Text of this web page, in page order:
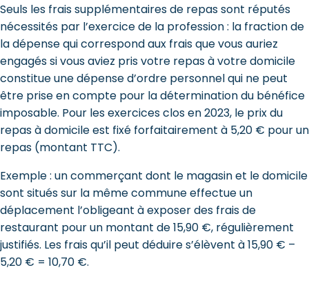
Seuls les frais supplémentaires de repas sont réputés
nécessités par l’exercice de la profession : la fraction de
la dépense qui correspond aux frais que vous auriez
engagés si vous aviez pris votre repas à votre domicile
constitue une dépense d’ordre personnel qui ne peut
être prise en compte pour la détermination du bénéfice
imposable. Pour les exercices clos en 2023, le prix du
repas à domicile est fixé forfaitairement à 5,20 € pour un
repas (montant TTC).
Exemple : un commerçant dont le magasin et le domicile
sont situés sur la même commune effectue un
déplacement l’obligeant à exposer des frais de
restaurant pour un montant de 15,90 €, régulièrement
justifiés. Les frais qu’il peut déduire s’élèvent à 15,90 € –
5,20 € = 10,70 €.